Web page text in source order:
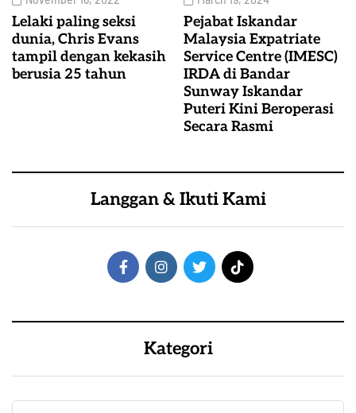
Lelaki paling seksi
dunia, Chris Evans
tampil dengan kekasih
berusia 25 tahun
Pejabat Iskandar
Malaysia Expatriate
Service Centre (IMESC)
IRDA di Bandar
Sunway Iskandar
Puteri Kini Beroperasi
Secara Rasmi
Langgan & Ikuti Kami
Kategori